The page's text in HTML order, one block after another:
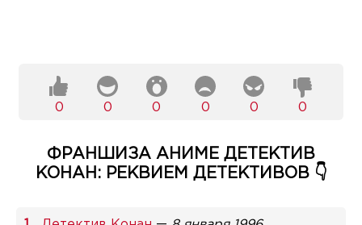
0 0 0 0 0 0
ФРАНШИЗА АНИМЕ ДЕТЕКТИВ
КОНАН: РЕКВИЕМ ДЕТЕКТИВОВ 👇